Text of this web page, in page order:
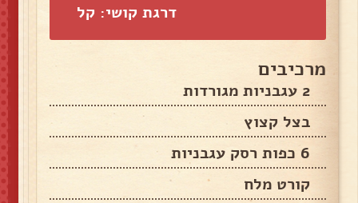
דרגת קושי: קל
מרכיבים
2 עגבניות מגורדות
בצל קצוץ
6 כפות רסק עגבניות
קורט מלח